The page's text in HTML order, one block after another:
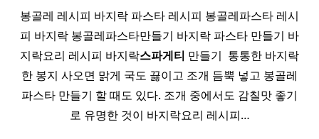
봉골레 레시피 바지락 파스타 레시피 봉골레파스타 레시
피 바지락 봉골레파스타만들기 바지락 파스타 만들기 바
지락요리 레시피 바지락스파게티 만들기 ​ 통통한 바지락
한 봉지 사오면 맑게 국도 끓이고 조개 듬뿍 넣고 봉골레
파스타 만들기 할 때도 있다. 조개 중에서도 감칠맛 좋기
로 유명한 것이 바지락요리 레시피…